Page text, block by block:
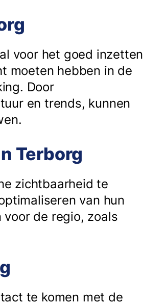
voor het goed inzetten
moeten hebben in de
Door
en trends, kunnen
Terborg
zichtbaarheid te
van hun
de regio, zoals
te komen met de